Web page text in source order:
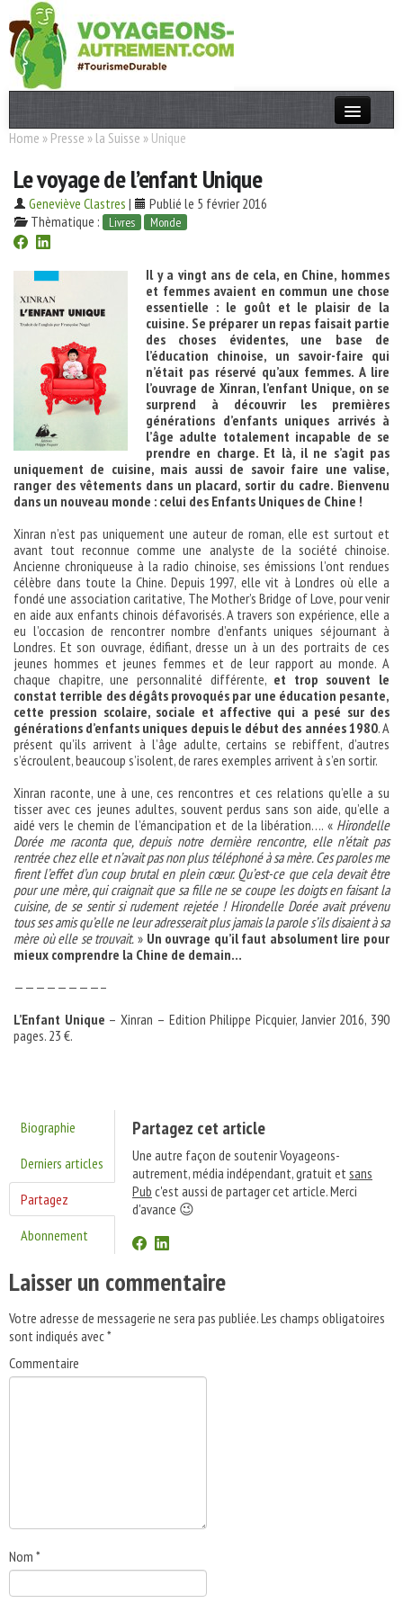
Actualités
T. Responsable
Destinations
Acteurs
Thèmes
OK
Home » Presse » la Suisse » Unique
Le voyage de l’enfant Unique
Geneviève Clastres |
Publié le 5 février 2016
Thèmatique :
Livres Monde
Il y a vingt ans de cela, en Chine, hommes
et femmes avaient en commun une chose
essentielle : le goût et le plaisir de la
cuisine. Se préparer un repas faisait partie
des choses évidentes, une base de
l’éducation chinoise, un savoir-faire qui
n’était pas réservé qu’aux femmes. A lire
l’ouvrage de Xinran, l’enfant Unique, on se
surprend à découvrir les premières
générations d’enfants uniques arrivés à
l’âge adulte totalement incapable de se
prendre en charge. Et là, il ne s’agit pas
uniquement de cuisine, mais aussi de savoir faire une valise,
ranger des vêtements dans un placard, sortir du cadre. Bienvenu
dans un nouveau monde : celui des Enfants Uniques de Chine !
Xinran n’est pas uniquement une auteur de roman, elle est surtout et
avant tout reconnue comme une analyste de la société chinoise.
Ancienne chroniqueuse à la radio chinoise, ses émissions l’ont rendues
célèbre dans toute la Chine. Depuis 1997, elle vit à Londres où elle a
fondé une association caritative, The Mother’s Bridge of Love, pour venir
en aide aux enfants chinois défavorisés. A travers son expérience, elle a
eu l’occasion de rencontrer nombre d’enfants uniques séjournant à
Londres. Et son ouvrage, édifiant, dresse un à un des portraits de ces
jeunes hommes et jeunes femmes et de leur rapport au monde. A
chaque chapitre, une personnalité différente, et trop souvent le
constat terrible des dégâts provoqués par une éducation pesante,
cette pression scolaire, sociale et affective qui a pesé sur des
générations d’enfants uniques depuis le début des années 1980. A
présent qu’ils arrivent à l’âge adulte, certains se rebiffent, d’autres
s’écroulent, beaucoup s’isolent, de rares exemples arrivent à s’en sortir.
Xinran raconte, une à une, ces rencontres et ces relations qu’elle a su
tisser avec ces jeunes adultes, souvent perdus sans son aide, qu’elle a
aidé vers le chemin de l’émancipation et de la libération…. « Hirondelle
Dorée me raconta que, depuis notre dernière rencontre, elle n’était pas
rentrée chez elle et n’avait pas non plus téléphoné à sa mère. Ces paroles me
firent l’effet d’un coup brutal en plein cœur. Qu’est-ce que cela devait être
pour une mère, qui craignait que sa fille ne se coupe les doigts en faisant la
cuisine, de se sentir si rudement rejetée ! Hirondelle Dorée avait prévenu
tous ses amis qu’elle ne leur adresserait plus jamais la parole s’ils disaient à sa
mère où elle se trouvait. » Un ouvrage qu’il faut absolument lire pour
mieux comprendre la Chine de demain…
————————–
L’Enfant Unique – Xinran – Edition Philippe Picquier, Janvier 2016, 390
pages. 23 €.
Biographie
Derniers articles
Partagez
Abonnement
Partagez cet article
Une autre façon de soutenir Voyageons-
autrement, média indépendant, gratuit etsans
Pub c'est aussi de partager cet article. Merci
d'avance 😉
Laisser un commentaire
Votre adresse de messagerie ne sera pas publiée.Les champs obligatoires
sont indiqués avec*
Commentaire
Nom *